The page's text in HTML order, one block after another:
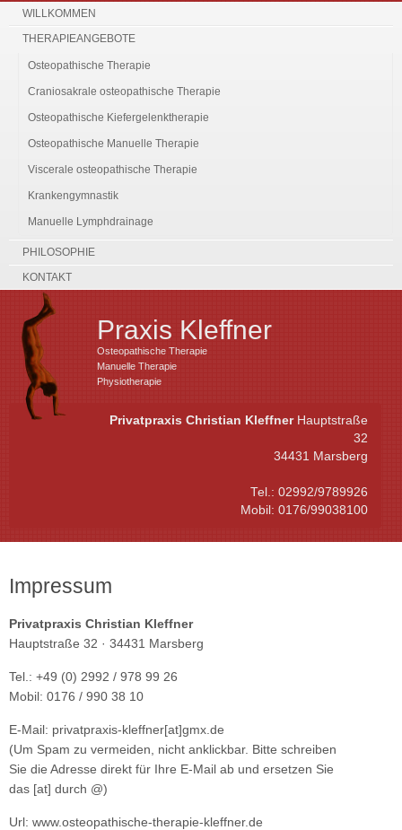
WILLKOMMEN
THERAPIEANGEBOTE
Osteopathische Therapie
Craniosakrale osteopathische Therapie
Osteopathische Kiefergelenktherapie
Osteopathische Manuelle Therapie
Viscerale osteopathische Therapie
Krankengymnastik
Manuelle Lymphdrainage
PHILOSOPHIE
KONTAKT
Praxis Kleffner
Osteopathische Therapie
Manuelle Therapie
Physiotherapie
Privatpraxis Christian KleffnerHauptstraße
32
34431 Marsberg
Tel.: 02992/9789926
Mobil: 0176/99038100
Impressum
Privatpraxis Christian Kleffner
Hauptstraße 32 · 34431 Marsberg
Tel.: +49 (0) 2992 / 978 99 26
Mobil: 0176 / 990 38 10
E-Mail: privatpraxis-kleffner[at]gmx.de
(Um Spam zu vermeiden, nicht anklickbar. Bitte schreiben
Sie die Adresse direkt für Ihre E-Mail ab und ersetzen Sie
das [at] durch @)
Url: www.osteopathische-therapie-kleffner.de